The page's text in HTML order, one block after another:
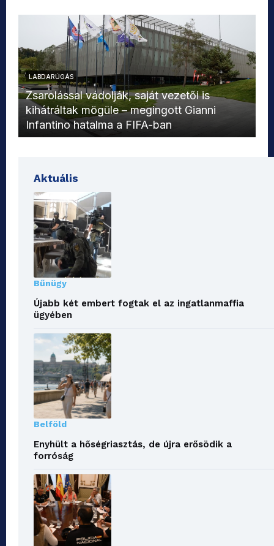
LABDARÚGÁS
Zsarolással vádolják, saját vezetői is
kihátráltak mögüle – megingott Gianni
Infantino hatalma a FIFA-ban
Aktuális
Bűnügy
Újabb két embert fogtak el az ingatlanmaffia
ügyében
Belföld
Enyhült a hőségriasztás, de újra erősödik a
forróság